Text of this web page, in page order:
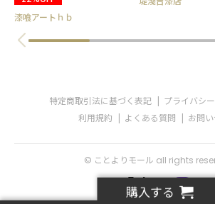
購入する
漆喰アートｈｂ
特定商取引法に基づく表記
プライバシ
利用規約
よくある質問 お問
© ことよりモール all rights